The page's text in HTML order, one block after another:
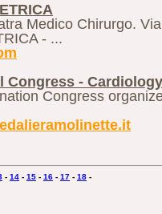
Medico Chirurgo.
- ...
Congress - Cardiology
Congress
- 14 - 15 - 16 - 17 - 18 -